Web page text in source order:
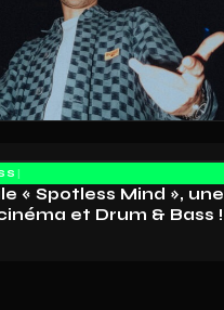
« Spotless Mind », une
et Drum & Bass !